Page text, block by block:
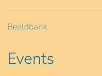
Beeldbank
Events